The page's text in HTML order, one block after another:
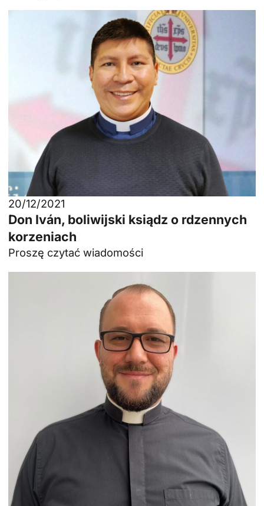
20/12/2021
Don Iván, boliwijski ksiądz o rdzennych
korzeniach
Proszę czytać wiadomości